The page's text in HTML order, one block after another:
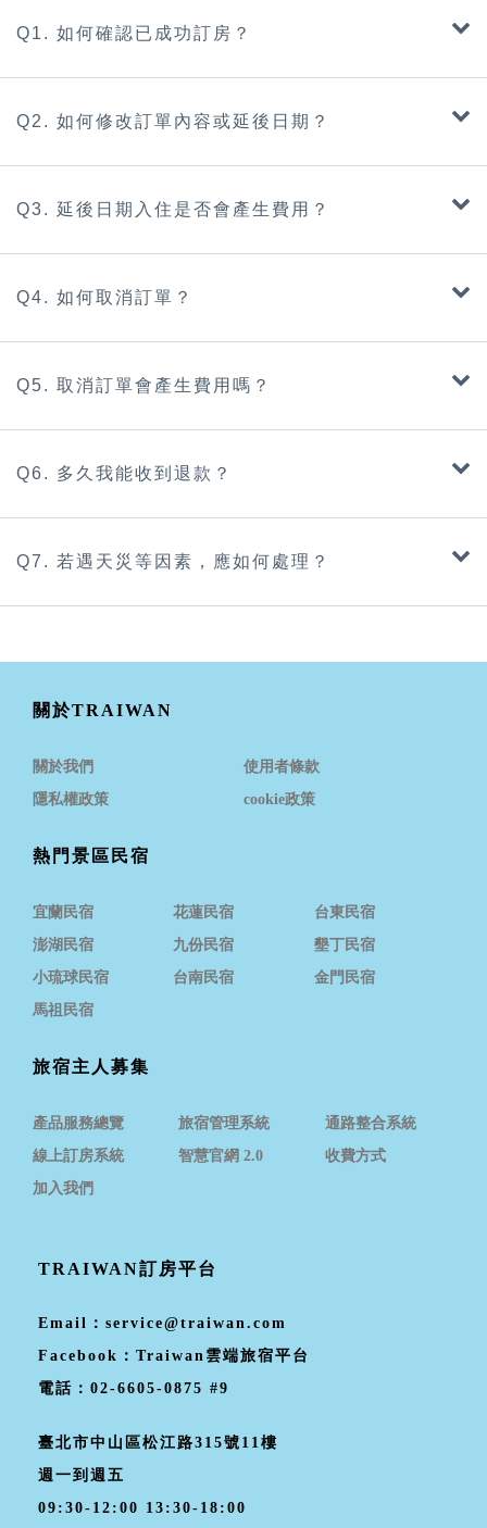
Q1. 如何確認已成功訂房？
Q2. 如何修改訂單內容或延後日期？
Q3. 延後日期入住是否會產生費用？
Q4. 如何取消訂單？
Q5. 取消訂單會產生費用嗎？
Q6. 多久我能收到退款？
Q7. 若遇天災等因素，應如何處理？
關於TRAIWAN
關於我們
使用者條款
隱私權政策
cookie政策
熱門景區民宿
宜蘭民宿 花蓮民宿
台東民宿
澎湖民宿
九份民宿
墾丁民宿
小琉球民宿
台南民宿
金門民宿
馬祖民宿
旅宿主人募集
產品服務總覽 旅宿管理系統
通路整合系統
線上訂房系統
智慧官網 2.0
收費方式
加入我們
TRAIWAN訂房平台
Email： service@traiwan.com
Facebook： Traiwan雲端旅宿平台
電話： 02-6605-0875 #9
臺北市中山區松江路315號11樓
週一到週五
09:30-12:00 13:30-18:00